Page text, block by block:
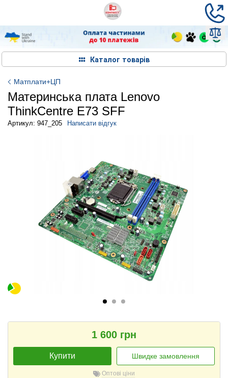
Каталог товарів
Матплати+ЦП
Материнська плата Lenovo
ThinkCentre E73 SFF
Артикул: 947_205 Написати відгук
1 600 грн
Купити Швидке замовлення
Оптові ціни